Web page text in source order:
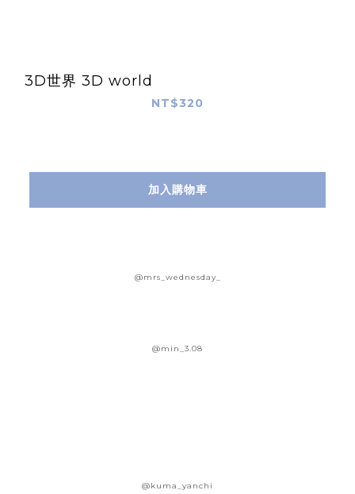
3D世界 3D world
NT$320
加入購物車
@mrs_wednesday_
@min_3.08
@kuma_yanchi